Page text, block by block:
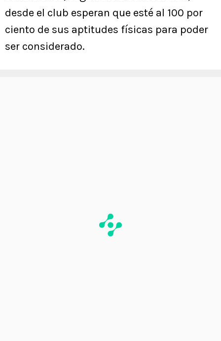
desde el club esperan que esté al 100 por
ciento de sus aptitudes físicas para poder
ser considerado.